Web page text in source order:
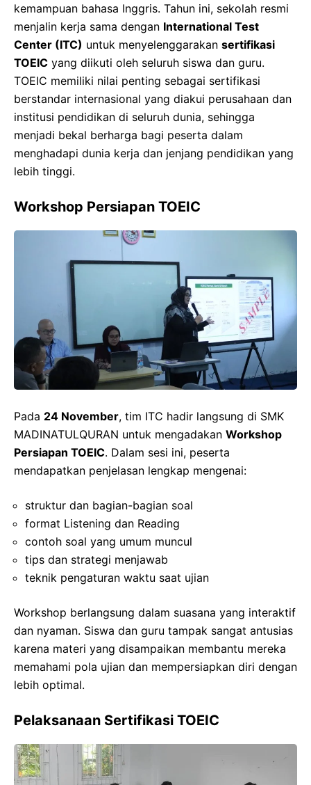
kemampuan bahasa Inggris. Tahun ini, sekolah resmi
menjalin kerja sama dengan International Test
Center (ITC) untuk menyelenggarakan sertifikasi
TOEIC yang diikuti oleh seluruh siswa dan guru.
TOEIC memiliki nilai penting sebagai sertifikasi
berstandar internasional yang diakui perusahaan dan
institusi pendidikan di seluruh dunia, sehingga
menjadi bekal berharga bagi peserta dalam
menghadapi dunia kerja dan jenjang pendidikan yang
lebih tinggi.
Workshop Persiapan TOEIC
Pada 24 November, tim ITC hadir langsung di SMK
MADINATULQURAN untuk mengadakan Workshop
Persiapan TOEIC. Dalam sesi ini, peserta
mendapatkan penjelasan lengkap mengenai:
struktur dan bagian-bagian soal
format Listening dan Reading
contoh soal yang umum muncul
tips dan strategi menjawab
teknik pengaturan waktu saat ujian
Workshop berlangsung dalam suasana yang interaktif
dan nyaman. Siswa dan guru tampak sangat antusias
karena materi yang disampaikan membantu mereka
memahami pola ujian dan mempersiapkan diri dengan
lebih optimal.
Pelaksanaan Sertifikasi TOEIC